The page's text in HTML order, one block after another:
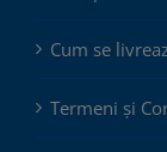
Cum se
Termeni și